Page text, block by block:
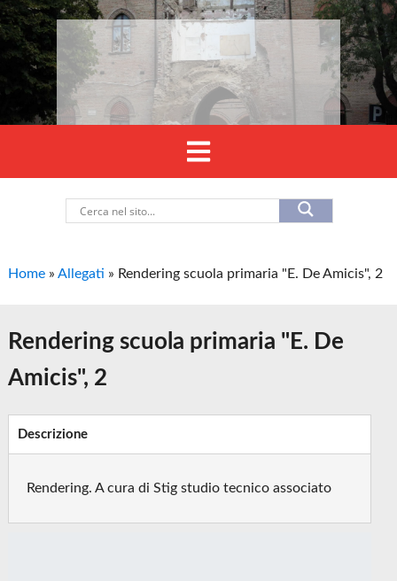
Home »Allegati » Rendering scuola primaria "E. De Amicis", 2
Rendering scuola primaria "E. De
Amicis", 2
Descrizione
Rendering. A cura di Stig studio tecnico associato